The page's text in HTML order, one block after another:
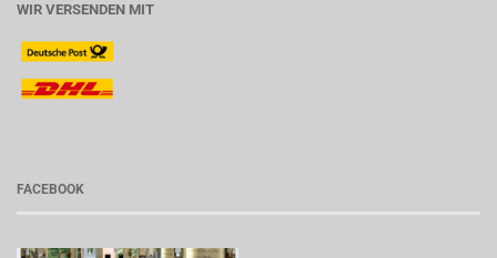
WIR VERSENDEN MIT
FACEBOOK